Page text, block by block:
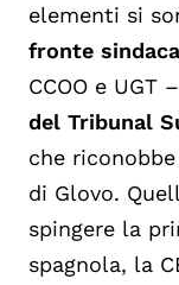
elementi si
fronte
CCOO e UGT –
del Tribunal
che
di Glovo.
spingere la
spagnola, la